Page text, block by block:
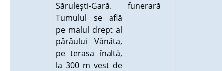
Săruleşti-Gară.
Tumulul se află
pe malul drept al
pârâului Vânăta,
pe terasa înaltă,
la 300 m vest de
funerară